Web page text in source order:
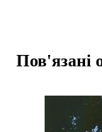
Пов'язані